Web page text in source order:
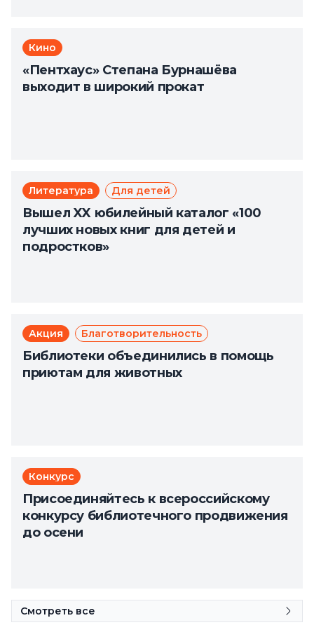
Кино
«Пентхаус» Степана Бурнашёва
выходит в широкий прокат
Литература Для детей
Вышел XX юбилейный каталог «100
лучших новых книг для детей и
подростков»
Акция Благотворительность
Библиотеки объединились в помощь
приютам для животных
Конкурс
Присоединяйтесь к всероссийскому
конкурсу библиотечного продвижения
до осени
Смотреть все